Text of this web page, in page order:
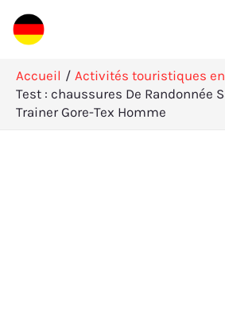
Aller
au
Accueil
Activités touristiques
Test : chaussures De Randonnée
Trainer Gore-Tex Homme
R
e
h
e